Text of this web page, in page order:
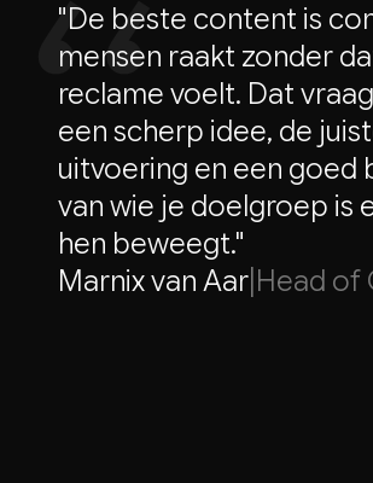
"De beste content is
mensen raakt zonder
reclame voelt. Dat
een scherp idee, de
uitvoering en een goed
van wie je doelgroep is
hen beweegt."
Marnix van Aar Head of